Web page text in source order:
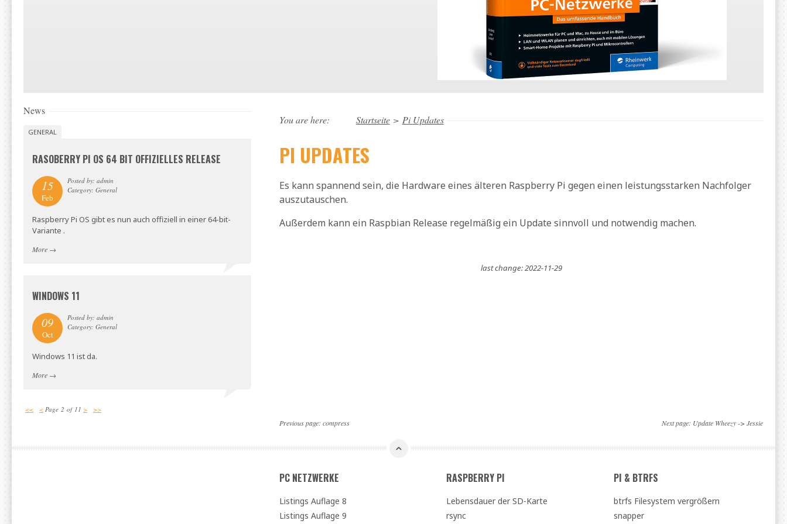
You are here: Startseite> Pi Updates
PI UPDATES
Es kann spannend sein, die Hardware eines älteren Raspberry Pi gegen einen leistungsstarken Nachfolger
auszutauschen.
Außerdem kann ein Raspbian Release regelmäßig ein Update sinnvoll und notwendig machen.
last change: 2022-11-29
News
GENERAL
RASOBERRY PI OS 64 BIT OFFIZIELLES RELEASE
15
Feb
Posted by: admin
Category: General
Raspberry Pi OS gibt es nun auch offiziell in einer 64-bit-
Variante .
More →
WINDOWS 11
09
Oct
Posted by: admin
Category: General
Windows 11 ist da.
More →
<< < Page 2 of 11 > >>
Previous page: compress Next page: Update Wheezy -> Jessie
PC NETZWERKE
Listings Auflage 8
Listings Auflage 9
RASPBERRY PI
Lebensdauer der SD-Karte
rsync
PI & BTRFS
btrfs Filesystem vergrößern
snapper